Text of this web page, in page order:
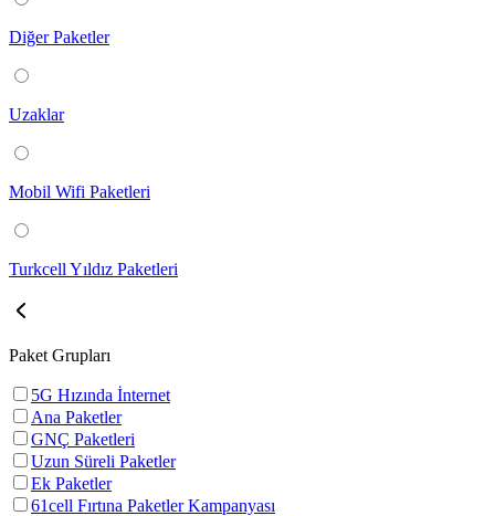
Diğer Paketler
Uzaklar
Mobil Wifi Paketleri
Turkcell Yıldız Paketleri
Paket Grupları
5G Hızında İnternet
Ana Paketler
GNÇ Paketleri
Uzun Süreli Paketler
Ek Paketler
61cell Fırtına Paketler Kampanyası